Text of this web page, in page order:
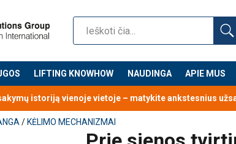
LIFTING KNOWHOW NAUDINGA APIE MUS
istoriją vienoje vietoje – matykite ankstesnius
/ KĖLIMO MECHANIZMAI